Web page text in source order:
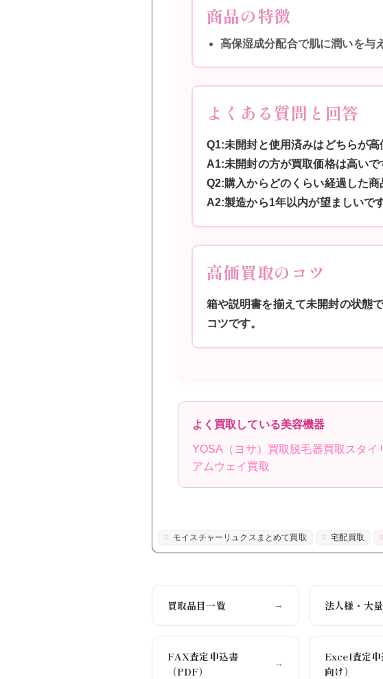
商品の特徴
高保湿成分配合で肌に潤いを与
よくある質問と回答
Q1:未開封と使用済みはどちらが高
A1:未開封の方が買取価格は高いで
Q2:購入からどのくらい経過した商
A2:製造から1年以内が望ましいです
高価買取のコツ
箱や説明書を揃えて未開封の状態
コツです。
よく買取している美容機器
YOSA（ヨサ）買取 脱毛器買取 スタイ
アムウェイ買取
モイスチャーリュクスまとめて買取 宅配買取
買取品目一覧 → 法人様・大
FAX査定申込書
（PDF）
→
Excel査定申
向け）